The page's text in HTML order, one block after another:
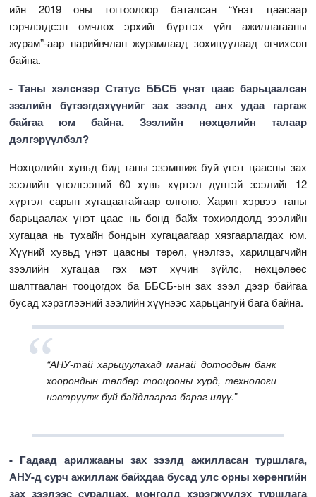
ийн 2019 оны тогтоолоор баталсан “Үнэт цаасаар
гэрчлэгдсэн өмчлөх эрхийг бүртгэх үйл ажиллагааны
журам”-аар нарийвчлан журамлаад зохицуулаад өгчихсөн
байна.
- Таны хэлснээр Статус ББСБ үнэт цаас барьцаалсан
зээлийн бүтээгдэхүүнийг зах зээлд анх удаа гаргаж
байгаа юм байна. Зээлийн нөхцөлийн талаар
дэлгэрүүлбэл?
Нөхцөлийн хувьд бид таны эзэмшиж буй үнэт цаасны зах
зээлийн үнэлгээний 60 хувь хүртэл дүнтэй зээлийг 12
хүртэл сарын хугацаатайгаар олгоно. Харин хэрвээ таны
барьцаалах үнэт цаас нь бонд байх тохиолдолд зээлийн
хугацаа нь тухайн бондын хугацаагаар хязгаарлагдах юм.
Хүүний хувьд үнэт цаасны төрөл, үнэлгээ, харилцагчийн
зээлийн хугацаа гэх мэт хүчин зүйлс, нөхцөлөөс
шалтгаалан тооцогдох ба ББСБ-ын зах зээл дээр байгаа
бусад хэрэглээний зээлийн хүүнээс харьцангуй бага байна.
“АНУ-тай харьцуулахад манай дотоодын банк
хоорондын төлбөр тооцооны хурд, технологи
нэвтрүүлж буй байдлаараа бараг илүү.”
- Гадаад арилжааны зах зээлд ажилласан туршлага,
АНУ-д сурч ажиллаж байхдаа бусад улс орны хөрөнгийн
зах зээлээс суралцах, монголд хэрэгжүүлэх туршлага